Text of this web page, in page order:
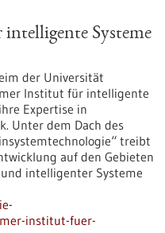
Systeme
der Universität
Institut für intelligente
Expertise in
Unter dem Dach des
treibt
auf den Gebieten
intelligenter Systeme
institut-fuer-